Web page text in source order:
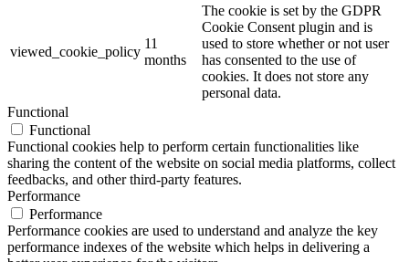
viewed_cookie_policy
11
months
The cookie is set by the GDPR
Cookie Consent plugin and is
used to store whether or not user
has consented to the use of
cookies. It does not store any
personal data.
Functional
Functional
Functional cookies help to perform certain functionalities like
sharing the content of the website on social media platforms, collect
feedbacks, and other third-party features.
Performance
Performance
Performance cookies are used to understand and analyze the key
performance indexes of the website which helps in delivering a